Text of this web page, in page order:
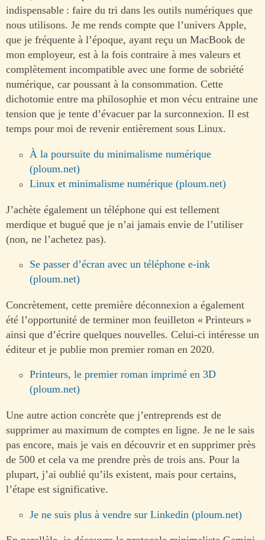
indispensable : faire du tri dans les outils numériques que
nous utilisons. Je me rends compte que l’univers Apple,
que je fréquente à l’époque, ayant reçu un MacBook de
mon employeur, est à la fois contraire à mes valeurs et
complètement incompatible avec une forme de sobriété
numérique, car poussant à la consommation. Cette
dichotomie entre ma philosophie et mon vécu entraine une
tension que je tente d’évacuer par la surconnexion. Il est
temps pour moi de revenir entièrement sous Linux.
À la poursuite du minimalisme numérique
(ploum.net)
Linux et minimalisme numérique (ploum.net)
J’achète également un téléphone qui est tellement
merdique et bugué que je n’ai jamais envie de l’utiliser
(non, ne l’achetez pas).
Se passer d’écran avec un téléphone e-ink
(ploum.net)
Concrètement, cette première déconnexion a également
été l’opportunité de terminer mon feuilleton « Printeurs »
ainsi que d’écrire quelques nouvelles. Celui-ci intéresse un
éditeur et je publie mon premier roman en 2020.
Printeurs, le premier roman imprimé en 3D
(ploum.net)
Une autre action concrète que j’entreprends est de
supprimer au maximum de comptes en ligne. Je ne le sais
pas encore, mais je vais en découvrir et en supprimer près
de 500 et cela va me prendre près de trois ans. Pour la
plupart, j’ai oublié qu’ils existent, mais pour certains,
l’étape est significative.
Je ne suis plus à vendre sur Linkedin (ploum.net)